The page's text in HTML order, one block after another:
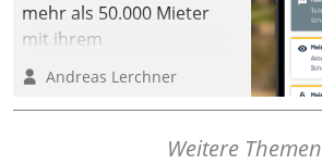
mehr als 50.000 Mieter
mit ihrem
Wohnungsunternehmen
kommunizieren, auf dem
Laufenden bleiben, Daten
einsehen und ändern
Andreas Lerchner
Weitere Themen